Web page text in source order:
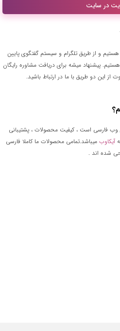
در سایت
آنلاین هستیم و از طریق تلگرام و سیستم گفتگوی پایین
پیشنهاد میشه برای دریافت مشاوره رایگان
این دو طریق با ما در ارتباط باشید.
وب فارسی است ، کیفیت محصولات ، پشتیبانی
آیکاوب میباشد.تمامی محصولات ما کاملا فارسی
شده اند .